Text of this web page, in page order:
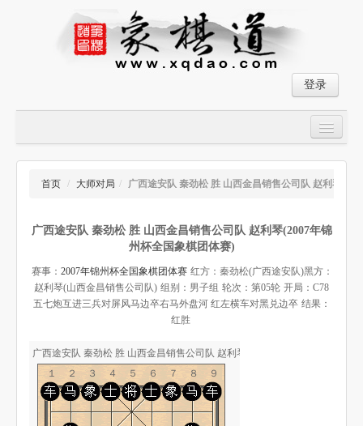
登录
大师对局
象棋棋谱
残局破解
象棋小游戏
首页 / 大师对局 / 广西途安队 秦劲松 胜 山西金昌销售公司队 赵利琴
广西途安队 秦劲松 胜 山西金昌销售公司队 赵利琴(2007年锦
州杯全国象棋团体赛)
赛事： 2007年锦州杯全国象棋团体赛 红方：秦劲松(广西途安队)黑方：
赵利琴(山西金昌销售公司队) 组别：男子组 轮次：第05轮 开局：C78
五七炮互进三兵对屏风马边卒右马外盘河 红左横车对黑兑边卒 结果：
红胜
广西途安队 秦劲松 胜 山西金昌销售公司队 赵利琴-象棋道
１２３４５６７８９